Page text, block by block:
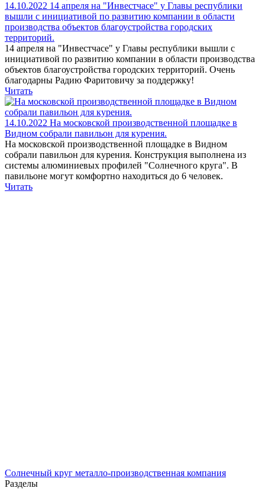
14.10.2022 14 апреля на "Инвестчасе" у Главы республики
вышли с инициативой по развитию компании в области
производства объектов благоустройства городских
территорий.
14 апреля на "Инвестчасе" у Главы республики вышли с
инициативой по развитию компании в области производства
объектов благоустройства городских территорий. Очень
благодарны Радию Фаритовичу за поддержку!
Читать
14.10.2022 На московской производственной площадке в
Видном собрали павильон для курения.
На московской производственной площадке в Видном
собрали павильон для курения. Конструкция выполнена из
системы алюминиевых профилей "Солнечного круга". В
павильоне могут комфортно находиться до 6 человек.
Читать
Солнечный круг металло-производственная компания
Разделы